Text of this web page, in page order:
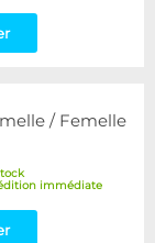
/ Femelle
immédiate